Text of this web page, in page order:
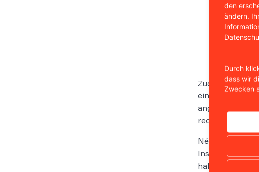
Zudem wandte
ein nahezu
angebotene
Néstle
Insbesondere
habe die
den
ändern.
Durch
dass wir
Zwecken